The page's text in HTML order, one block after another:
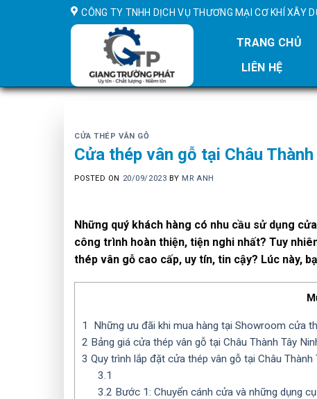
CÔNG TY TNHH DỊCH VỤ THƯƠNG MẠI CƠ KHÍ XÂY
TRANG CHỦ
LIÊN HỆ
CỬA THÉP VÂN GỖ
Cửa thép vân gỗ tại Châu Thành
POSTED ON 20/09/2023 BY MR ANH
Những quý khách hàng có nhu cầu sử dụng
công trình hoàn thiện, tiện nghi nhất? Tuy
thép vân gỗ cao cấp, uy tín, tin cậy? Lúc này,
1
Những ưu đãi khi mua hàng tại Showroom cửa
2 Bảng giá cửa thép vân gỗ tại Châu Thành Tây
3 Quy trình lắp đặt cửa thép vân gỗ tại Châu Thành
3.1
3.2 Bước 1: Chuyển cánh cửa và những dụng